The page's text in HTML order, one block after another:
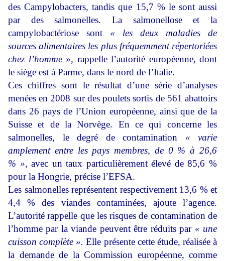
des Campylobacters, tandis que 15,7 % le sont aussi
par des salmonelles. La salmonellose et la
campylobactériose sont « les deux maladies de
sources alimentaires les plus fréquemment répertoriées
chez l’homme », rappelle l’autorité européenne, dont
le siège est à Parme, dans le nord de l’Italie.
Ces chiffres sont le résultat d’une série d’analyses
menées en 2008 sur des poulets sortis de 561 abattoirs
dans 26 pays de l’Union européenne, ainsi que de la
Suisse et de la Norvège. En ce qui concerne les
salmonelles, le degré de contamination « varie
amplement entre les pays membres, de 0 % à 26,6
% », avec un taux particulièrement élevé de 85,6 %
pour la Hongrie, précise l’EFSA.
Les salmonelles représentent respectivement 13,6 % et
4,4 % des viandes contaminées, ajoute l’agence.
L’autorité rappelle que les risques de contamination de
l’homme par la viande peuvent être réduits par « une
cuisson complète ». Elle présente cette étude, réalisée à
la demande de la Commission européenne, comme